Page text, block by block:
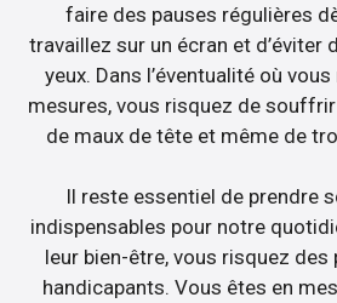
faire des pauses régulières
travaillez sur un écran et d’éviter
yeux. Dans l’éventualité où
mesures, vous risquez de
de maux de tête et même de
Il reste essentiel de prendre
indispensables pour notre
leur bien-être, vous risquez des
handicapants. Vous êtes en